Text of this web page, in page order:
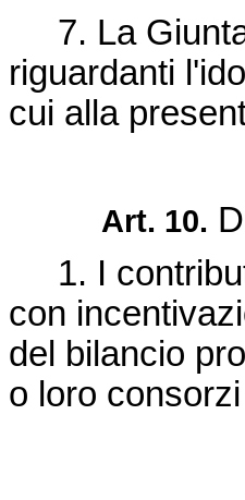
7. La Giunta
riguardanti
cui alla
Art. 10.
1. I
con
del bilancio
o loro